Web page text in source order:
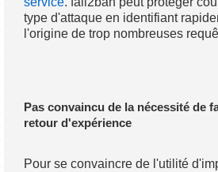
type d'attaque en identifiant
l'origine de trop nombreuses
Pas convaincu de la nécessité de
retour d'expérience
Pour se convaincre de l'utilité